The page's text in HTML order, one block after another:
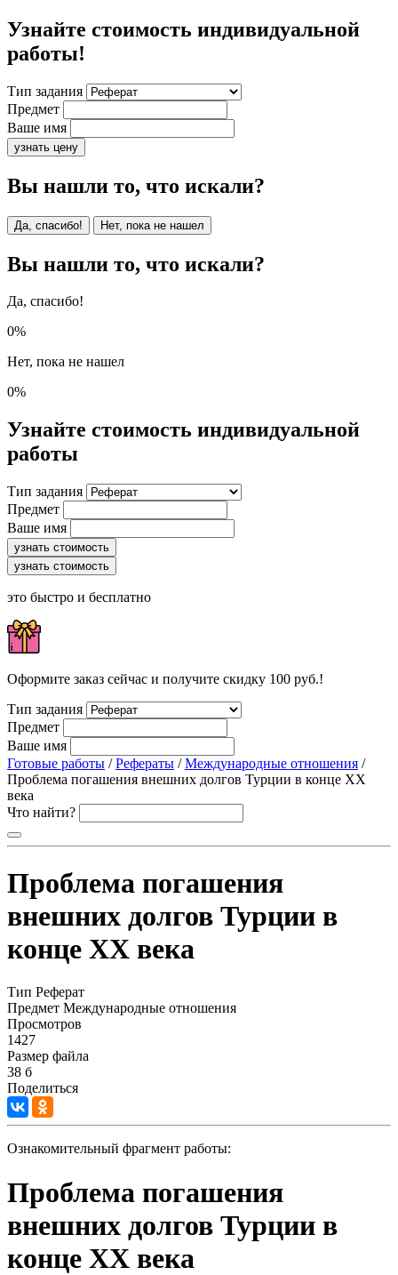
Узнайте стоимость индивидуальной
работы!
Тип задания
Предмет
Ваше имя
узнать цену
Вы нашли то, что искали?
Да, спасибо! Нет, пока не нашел
Вы нашли то, что искали?
Да, спасибо!
0%
Нет, пока не нашел
0%
Узнайте стоимость индивидуальной
работы
Тип задания
Предмет
Ваше имя
узнать стоимость
узнать стоимость
это быстро и бесплатно
Оформите заказ сейчас и получите скидку 100 руб.!
Тип задания
Предмет
Ваше имя
Готовые работы /Рефераты /Международные отношения /
Проблема погашения внешних долгов Турции в конце ХХ
века
Что найти?
Проблема погашения
внешних долгов Турции в
конце ХХ века
Тип Реферат
Предмет Международные отношения
Просмотров
1427
Размер файла
38 б
Поделиться
Ознакомительный фрагмент работы:
Проблема погашения
внешних долгов Турции в
конце ХХ века